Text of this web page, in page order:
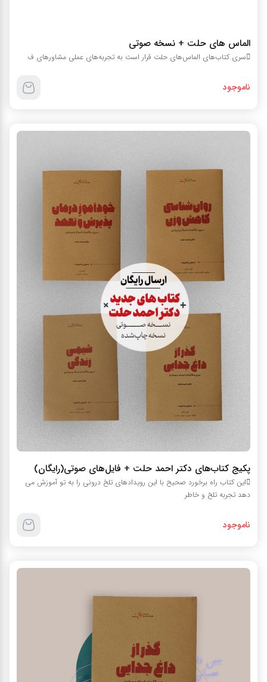
الماس های حلت + نسخه صوتی
سری کتاب‌های الماس‌های حلت قرار است به تجربه­‌های عملی مشاور‌های ف
ناموجود
پکیج کتاب‌های دکتر احمد حلت + فایل‌های صوتی(رایگان)
این کتاب راه برخورد صحیح با این رویدادهای تلخ درونی را به تو آموزش می
دهد تجربه تلخ و خاطر
ناموجود